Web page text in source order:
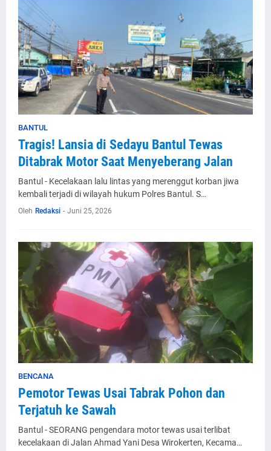
BANTUL
Tragis! Lansia di Sedayu Bantul Tewas
Ditabrak Motor Saat Menyeberang Jalan
Bantul - Kecelakaan lalu lintas yang merenggut korban jiwa
kembali terjadi di wilayah hukum Polres Bantul. S…
Oleh Redaksi - Juni 25, 2026
BENCANA
Pemotor Tewas Usai Tabrak Pohon dan
Terjatuh ke Sawah
Bantul - SEORANG pengendara motor tewas usai terlibat
kecelakaan di Jalan Ahmad Yani Desa Wirokerten, Kecama…